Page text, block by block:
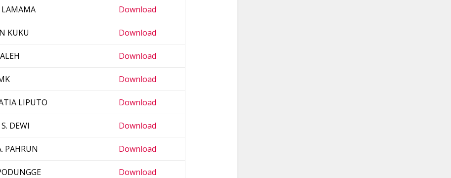
Download
KUKU Download
Download
Download
LIPUTO Download
DEWI Download
PAHRUN Download
Download